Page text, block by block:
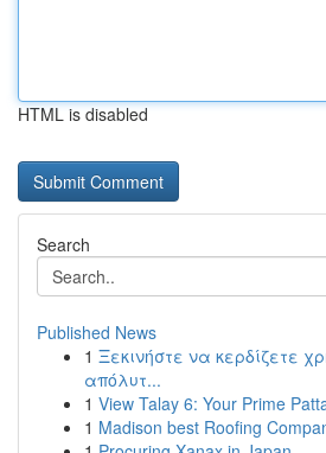
HTML is disabled
Search
Published News
1 Ξεκινήστε να κερδίζετε
απόλυτ...
1 View Talay 6: Your Prime
1 Madison best Roofing